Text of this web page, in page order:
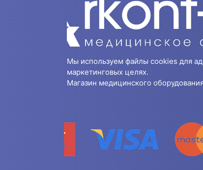
Мы используем файлы cookies для
маркетинговых целях.
Магазин медицинского